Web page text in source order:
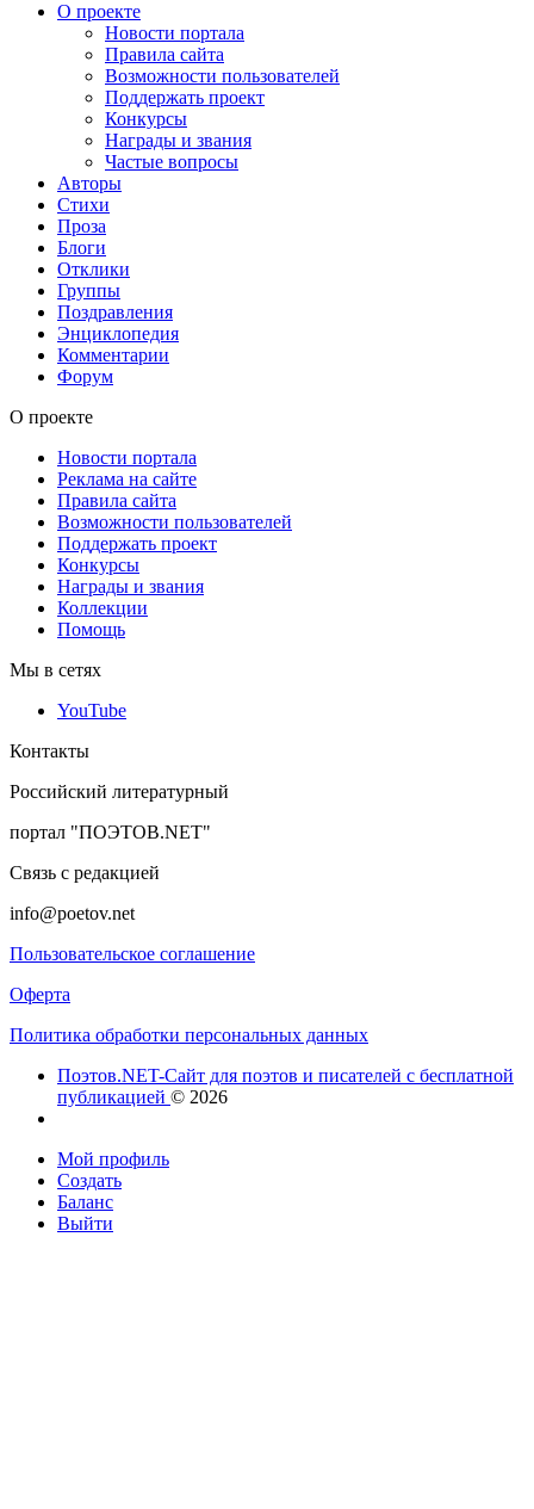
О проекте
Новости портала
Правила сайта
Возможности пользователей
Поддержать проект
Конкурсы
Награды и звания
Частые вопросы
Авторы
Стихи
Проза
Блоги
Отклики
Группы
Поздравления
Энциклопедия
Комментарии
Форум
О проекте
Новости портала
Реклама на сайте
Правила сайта
Возможности пользователей
Поддержать проект
Конкурсы
Награды и звания
Коллекции
Помощь
Мы в сетях
YouTube
Контакты
Российский литературный
портал "ПОЭТОВ.NET"
Связь с редакцией
info@poetov.net
Пользовательское соглашение
Оферта
Политика обработки персональных данных
Поэтов.NET-Сайт для поэтов и писателей с бесплатной
публикацией © 2026
Мой профиль
Создать
Баланс
Выйти